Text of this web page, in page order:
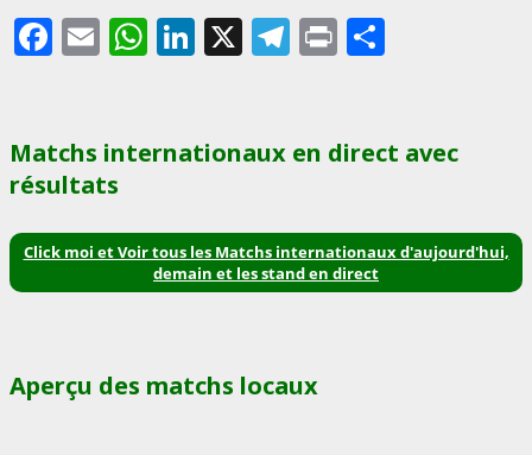
Facebook
EmailWhatsApp
LinkedIn
X Telegram
Print
Matchs internationaux en direct avec
résultats
Click moi et Voir tous les Matchs internationaux d'aujourd'hui,
demain et les stand en direct
Aperçu des matchs locaux